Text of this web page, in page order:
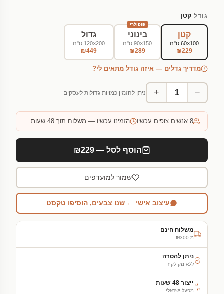
גודל קטן
קטן
100×60 ס"מ
₪229
פופולרי
בינוני
150×90 ס"מ
₪289
גדול
200×120 ס"מ
₪449
מדריך גדלים — איזה גודל מתאים לי?
−
+ ניתן להזמין כמויות גדולות לעסקים
8 אנשים צופים עכשיו הזמינו עכשיו — משלוח תוך 48 שעות
הוסף לסל — ₪229
שמור למועדפים
עיצוב אישי ← שנו צבעים, הוסיפו טקסט
משלוח חינם
מ-₪300
ניתן להסרה
ללא נזק לקיר
ייצור 48 שעות
מפעל ישראלי